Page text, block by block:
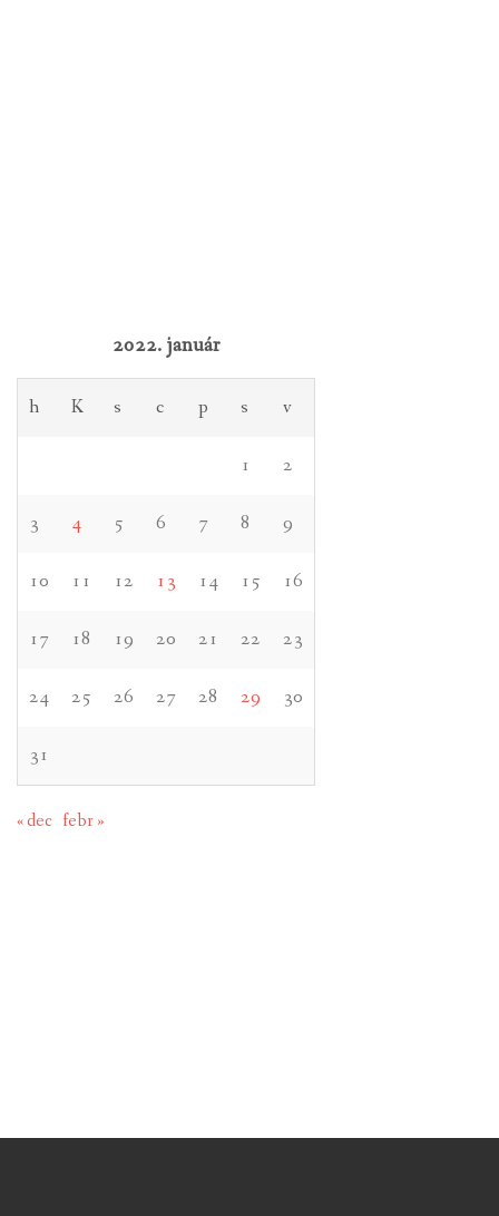
2022. január
h K s c p s v
1 2
3 4 5 6 7 8 9
10 11 12 13 14 15 16
17 18 19 20 21 22 23
24 25 26 27 28 29 30
31
« dec febr »